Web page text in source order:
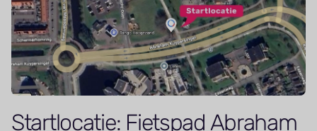
Startlocatie: Fietspad Abraham